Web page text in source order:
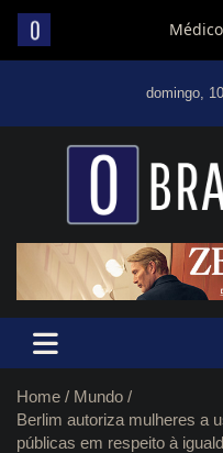
domingo,
Um diário de
Home
Mundo
Berlim autoriza mulheres a
públicas em respeito à